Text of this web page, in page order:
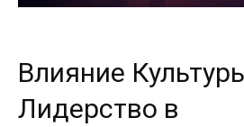
Влияние
Лидерство в